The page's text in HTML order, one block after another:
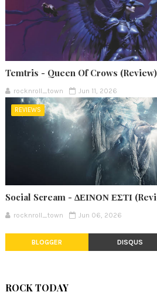
Temtris - Queen Of Crows (Review)
rocknroll_town Jun 11, 2026
REVIEWS
Social Scream - ΔΕΙΝΟΝ ΕΣΤΙ
rocknroll_town Jun 06, 2026
BLOGGER DISQUS
ROCK TODAY